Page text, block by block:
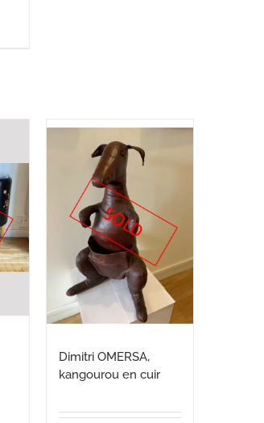
Dimitri OMERSA,
kangourou en cuir